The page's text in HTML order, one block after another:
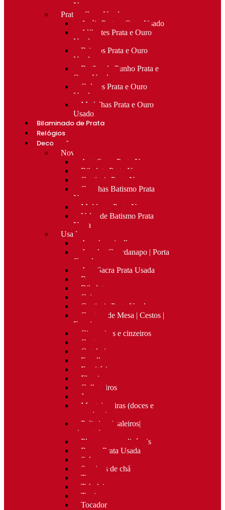
Novo
Prata e Ouro Usado
Anéis Prata e Ouro Usado
Alfinetes Prata e Ouro
Usado
Brincos Prata e Ouro
Usado
Botões de Punho Prata e
Ouro Usado
Colares Prata e Ouro
Usado
Medalhas Prata e Ouro
Usado
Bilaminado de Prata
Relógios
Decoração
Novo
Arte Sacra Prata Nova
Bibelots Prata Nova
Castiçais Prata Nova
Conchas Batismo Prata
Nova
Molduras Prata Nova
Velas de Batismo Prata
Nova
Usado
Apanha migalhas
Argolas Guardanapo | Porta
Guardanapos
Arte Sacra Prata Usada
Bar
Bibelots
Caixas
Castiçais Prata Usada
Centros de Mesa | Cestos |
Fruteiras
Cigarreiras e cinzeiros
Costura
Cutelaria
Espelhos
Escritório
Floreiras
Galheteiros
Jarras
Manteigueiras (doces e
manteigas)
Paliteiros | saleiros|
pimenteiros
Placas personalizáveis
Rocas Prata Usada
Salvas
Serviços de chá
Taças
Tabuleiros
Terrinas
Tocador